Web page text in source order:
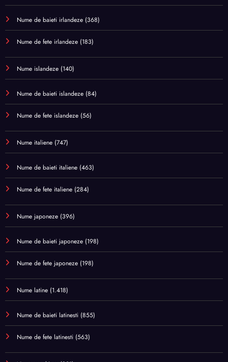
Nume de baieti irlandeze (368)
Nume de fete irlandeze (183)
Nume islandeze (140)
Nume de baieti islandeze (84)
Nume de fete islandeze (56)
Nume italiene (747)
Nume de baieti italiene (463)
Nume de fete italiene (284)
Nume japoneze (396)
Nume de baieti japoneze (198)
Nume de fete japoneze (198)
Nume latine (1.418)
Nume de baieti latinesti (855)
Nume de fete latinesti (563)